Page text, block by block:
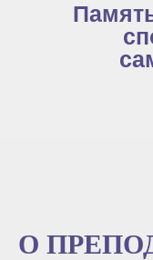
О